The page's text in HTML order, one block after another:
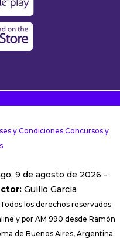
y Condiciones Concursos y
9 de agosto de 2026 -
Guillo Garcia
los derechos reservados
y por AM 990 desde Ramón
de Buenos Aires, Argentina.